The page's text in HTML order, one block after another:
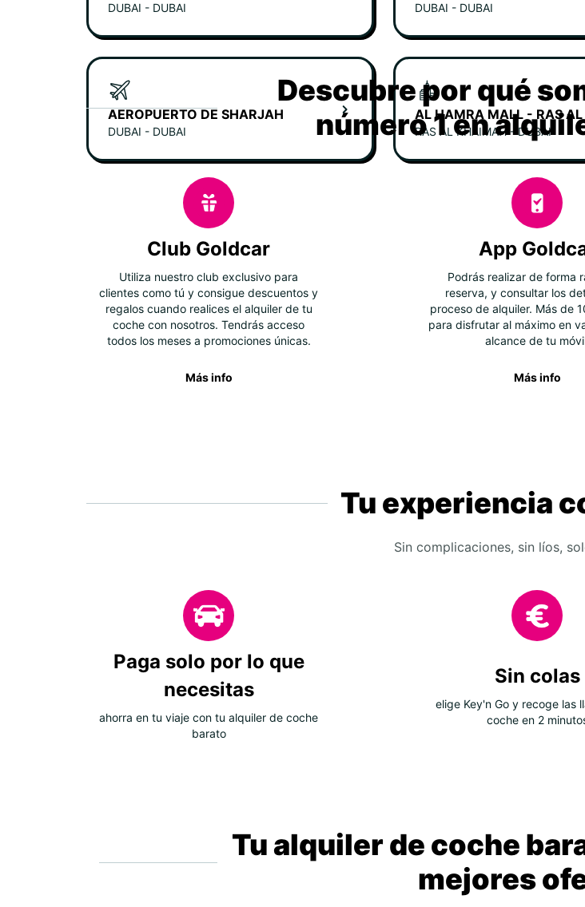
DUBAI - DUBAI DUBAI - DUBAI
AEROPUERTO DE SHARJAH
DUBAI - DUBAI RAS AL KHAIMAH - DUBAI
Descubre por qué
número 1 en
Club Goldcar
Utiliza nuestro club exclusivo para
clientes como tú y consigue descuentos y
regalos cuando realices el alquiler de tu
coche con nosotros. Tendrás acceso
todos los meses a promociones únicas.
Más info
App
Podrás realizar de forma
reserva, y consultar los
proceso de alquiler. Más de
para disfrutar al máximo en
alcance de tu
Más info
Tu experiencia
Sin complicaciones, sin líos,
Paga solo por lo que
necesitas
ahorra en tu viaje con tu alquiler de coche
barato
Sin colas
elige Key'n Go y recoge las
coche en 2
Tu alquiler de coche
mejores